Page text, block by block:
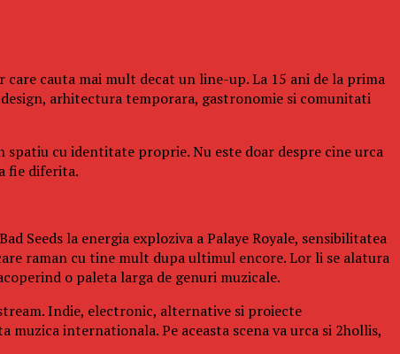
cauta mai mult decat un line-up. La 15 ani de la prima
arhitectura temporara, gastronomie si comunitati
cu identitate proprie. Nu este doar despre cine urca
fie diferita.
Seeds la energia exploziva a Palaye Royale, sensibilitatea
raman cu tine mult dupa ultimul encore. Lor li se alatura
o paleta larga de genuri muzicale.
Indie, electronic, alternative si proiecte
internationala. Pe aceasta scena va urca si 2hollis,